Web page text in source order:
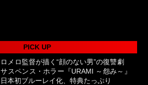
PICK UP
ロメロ監督が描く“顔のない男”の復讐劇
サスペンス・ホラー『URAMI ～怨み～』
日本初ブルーレイ化、特典たっぷり